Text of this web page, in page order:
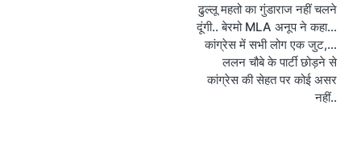
ढुल्लू महतो का गुंडाराज नहीं चलने
दूंगी.. बेरमो MLA अनूप ने कहा…
कांग्रेस में सभी लोग एक जुट,…
ललन चौबे के पार्टी छोड़ने से
कांग्रेस की सेहत पर कोई असर
नहीं..